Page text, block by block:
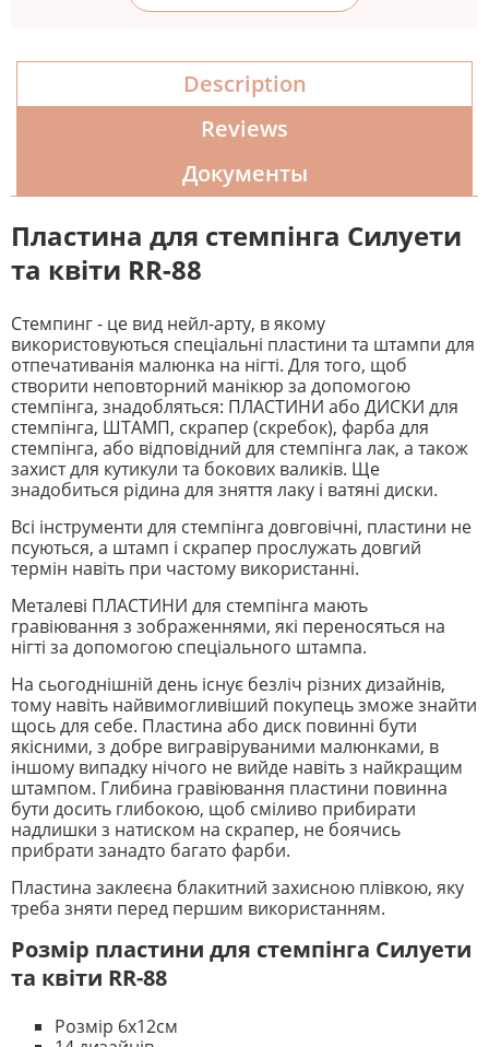
Description
Reviews
Документы
Пластина для стемпінга Силуети
та квіти RR-88
Стемпинг - це вид нейл-арту, в якому
використовуються спеціальні пластини та штампи для
отпечативанія малюнка на нігті. Для того, щоб
створити неповторний манікюр за допомогою
стемпінга, знадобляться: ПЛАСТИНИ або ДИСКИ для
стемпінга, ШТАМП, скрапер (скребок), фарба для
стемпінга, або відповідний для стемпінга лак, а також
захист для кутикули та бокових валиків. Ще
знадобиться рідина для зняття лаку і ватяні диски.
Всі інструменти для стемпінга довговічні, пластини не
псуються, а штамп і скрапер прослужать довгий
термін навіть при частому використанні.
Металеві ПЛАСТИНИ для стемпінга мають
гравіювання з зображеннями, які переносяться на
нігті за допомогою спеціального штампа.
На сьогоднішній день існує безліч різних дизайнів,
тому навіть найвимогливіший покупець зможе знайти
щось для себе. Пластина або диск повинні бути
якісними, з добре вигравіруваними малюнками, в
іншому випадку нічого не вийде навіть з найкращим
штампом. Глибина гравіювання пластини повинна
бути досить глибокою, щоб сміливо прибирати
надлишки з натиском на скрапер, не боячись
прибрати занадто багато фарби.
Пластина заклеєна блакитний захисною плівкою, яку
треба зняти перед першим використанням.
Розмір пластини для стемпінга Силуети
та квіти RR-88
Розмір 6х12см